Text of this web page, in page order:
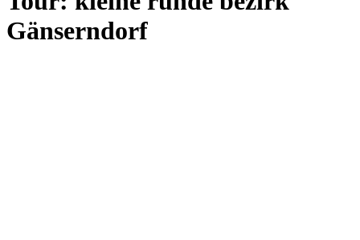
Gänserndorf